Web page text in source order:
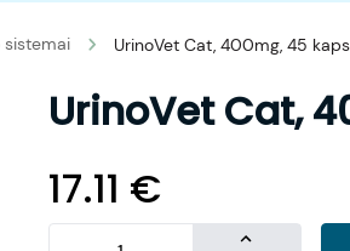
sistemai UrinoVet Cat, 400mg, 45
UrinoVet Cat,
17.11 €